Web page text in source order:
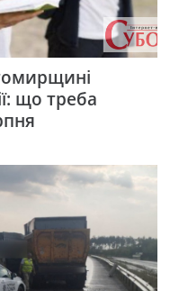
що треба